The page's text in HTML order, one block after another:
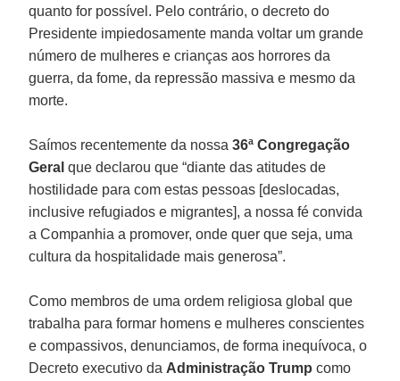
quanto for possível. Pelo contrário, o decreto do
Presidente impiedosamente manda voltar um grande
número de mulheres e crianças aos horrores da
guerra, da fome, da repressão massiva e mesmo da
morte.
Saímos recentemente da nossa36ª Congregação
Geral que declarou que “diante das atitudes de
hostilidade para com estas pessoas [deslocadas,
inclusive refugiados e migrantes], a nossa fé convida
a Companhia a promover, onde quer que seja, uma
cultura da hospitalidade mais generosa”.
Como membros de uma ordem religiosa global que
trabalha para formar homens e mulheres conscientes
e compassivos, denunciamos, de forma inequívoca, o
Decreto executivo da Administração Trump como